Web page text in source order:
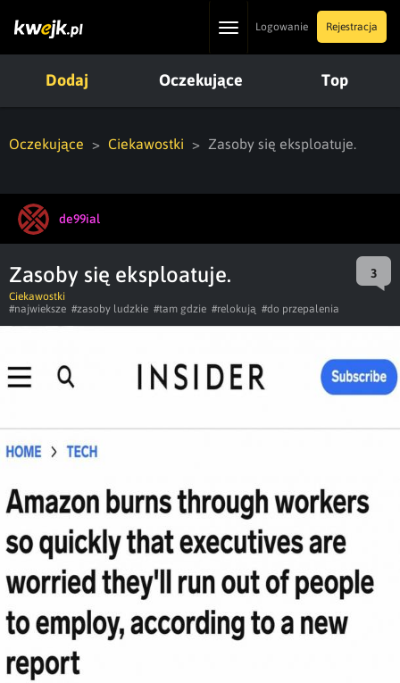
ToggleLogowanie Rejestracja
Dodaj Oczekujące Top
Oczekujące Ciekawostki Zasoby się eksploatuje.
de99ial
Zasoby się eksploatuje. 3
Ciekawostki
#najwieksze #zasoby ludzkie #tam gdzie #relokują #do przepalenia